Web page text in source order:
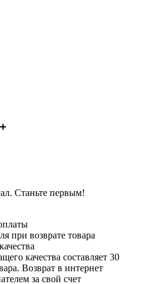
Станьте первым!
при возврате товара
качества составляет 30
Возврат в интернет
за свой счет